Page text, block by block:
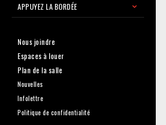
APPUYEZ LA BORDÉE
Nous joindre
Espaces à louer
Plan de la salle
Nouvelles
Infolettre
Politique de confidentialité